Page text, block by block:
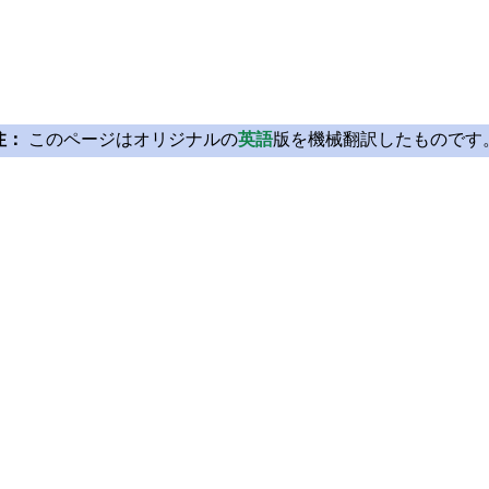
このページはオリジナルの英語版を機械翻訳したものです。